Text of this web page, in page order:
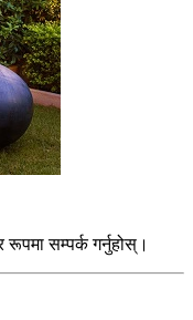
सम्पर्क गर्नुहोस्।